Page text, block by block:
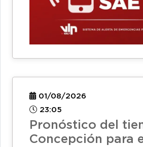
01/08/2026
23:05
Pronóstico del
Concepción para